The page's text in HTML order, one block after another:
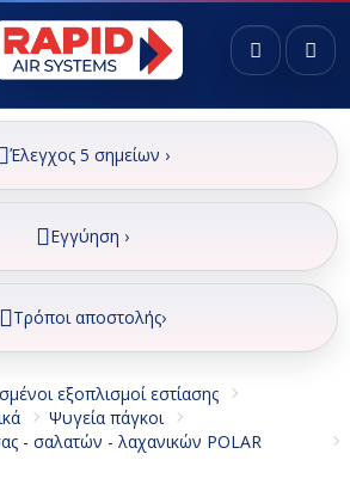
Έλεγχος 5 σημείων ›
Εγγύηση ›
Τρόποι αποστολής›
εξοπλισμοί εστίασης
Ψυγεία πάγκοι
- σαλατών - λαχανικών POLAR